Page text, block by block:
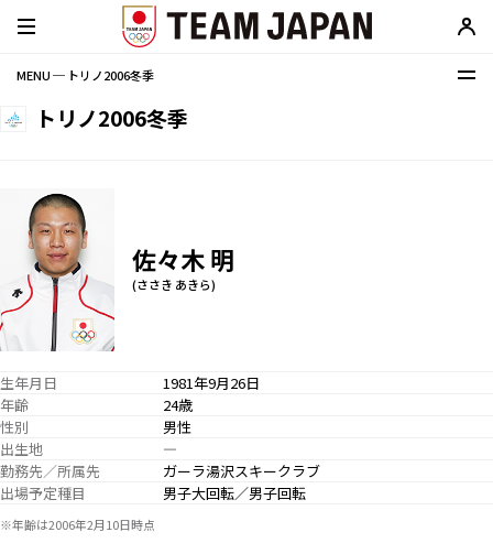
MENU ─ トリノ2006冬季
トリノ2006冬季
佐々木 明
(ささき あきら)
生年月日
1981年9月26日
年齢
24歳
性別
男性
出生地
―
勤務先／所属先
ガーラ湯沢スキークラブ
出場予定種目
男子大回転／男子回転
※年齢は2006年2月10日時点